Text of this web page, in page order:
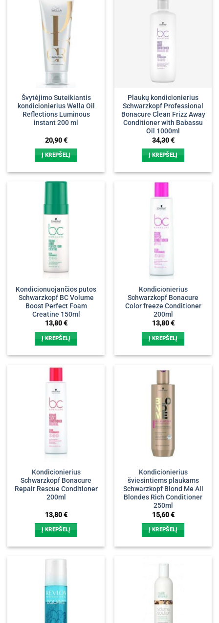
Švytėjimo Suteikiantis
kondicionierius Wella Oil
Reflections Luminous
instant 200 ml
20,90€
Į KREPŠELĮ
Plaukų kondicionierius
Schwarzkopf Professional
Bonacure Clean Frizz Away
Conditioner with Babassu
Oil 1000ml
34,30€
Į KREPŠELĮ
Kondicionuojančios putos
Schwarzkopf BC Volume
Boost Perfect Foam
Creatine 150ml
13,80€
Į KREPŠELĮ
Kondicionierius
Schwarzkopf Bonacure
Color freeze Conditioner
200ml
13,80€
Į KREPŠELĮ
Kondicionierius
Schwarzkopf Bonacure
Repair Rescue Conditioner
200ml
13,80€
Į KREPŠELĮ
Kondicionierius
šviesintiems plaukams
Schwarzkopf Blond Me All
Blondes Rich Conditioner
250ml
15,60€
Į KREPŠELĮ